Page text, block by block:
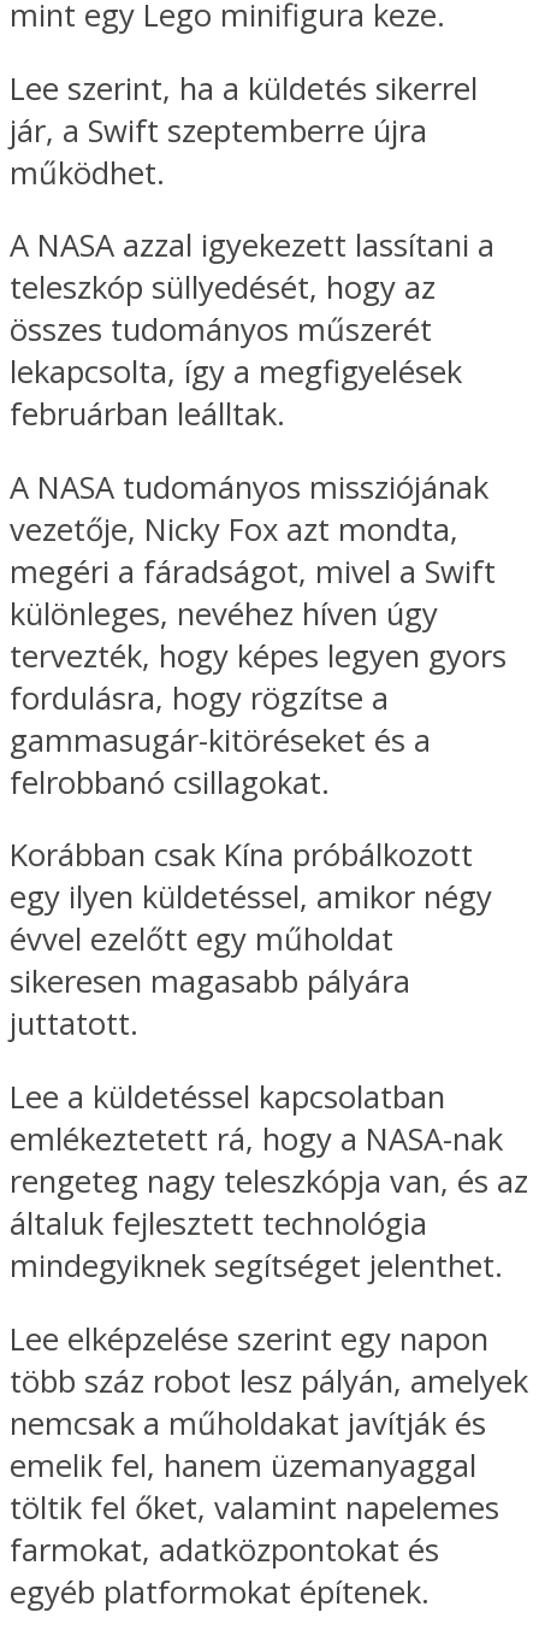
mint egy Lego minifigura keze.
Lee szerint, ha a küldetés sikerrel
jár, a Swift szeptemberre újra
működhet.
A NASA azzal igyekezett lassítani a
teleszkóp süllyedését, hogy az
összes tudományos műszerét
lekapcsolta, így a megfigyelések
februárban leálltak.
A NASA tudományos missziójának
vezetője, Nicky Fox azt mondta,
megéri a fáradságot, mivel a Swift
különleges, nevéhez híven úgy
tervezték, hogy képes legyen gyors
fordulásra, hogy rögzítse a
gammasugár-kitöréseket és a
felrobbanó csillagokat.
Korábban csak Kína próbálkozott
egy ilyen küldetéssel, amikor négy
évvel ezelőtt egy műholdat
sikeresen magasabb pályára
juttatott.
Lee a küldetéssel kapcsolatban
emlékeztetett rá, hogy a NASA-nak
rengeteg nagy teleszkópja van, és az
általuk fejlesztett technológia
mindegyiknek segítséget jelenthet.
Lee elképzelése szerint egy napon
több száz robot lesz pályán, amelyek
nemcsak a műholdakat javítják és
emelik fel, hanem üzemanyaggal
töltik fel őket, valamint napelemes
farmokat, adatközpontokat és
egyéb platformokat építenek.